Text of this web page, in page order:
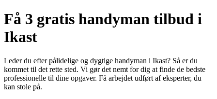
Få 3 gratis handyman tilbud i
Ikast
Leder du efter pålidelige og dygtige handyman i Ikast? Så er du
kommet til det rette sted. Vi gør det nemt for dig at finde de bedste
professionelle til dine opgaver. Få arbejdet udført af eksperter, du
kan stole på.